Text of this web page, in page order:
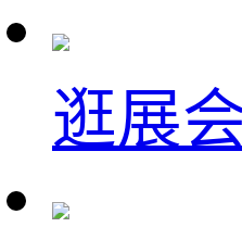
逛展